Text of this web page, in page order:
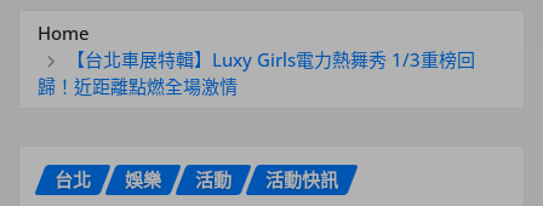
Home
【台北車展特輯】Luxy Girls電力熱舞秀 1/3重榜回
歸！近距離點燃全場激情
台北 娛樂 活動 活動快訊